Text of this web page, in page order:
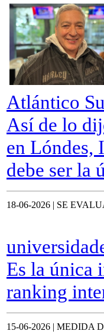
Atlántico
Así de lo
en Lóndes,
debe ser la
18-06-2026 | SE
Es la única
ranking
15-06-2026 | MEDIDA